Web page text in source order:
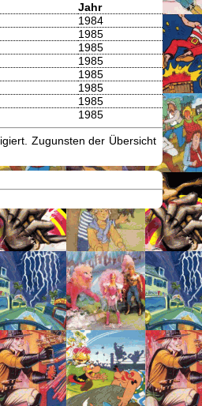
Jahr
1984
1985
1985
1985
1985
1985
1985
1985
Zugunsten der Übersicht